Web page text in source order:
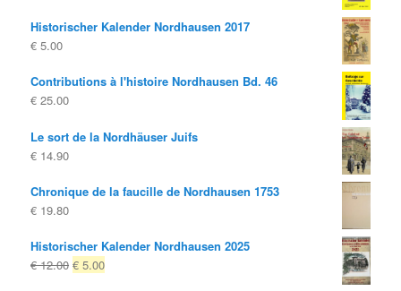
Historischer Kalender Nordhausen 2017
€ 5.00
Contributions à l'histoire Nordhausen Bd. 46
€ 25.00
Le sort de la Nordhäuser Juifs
€ 14.90
Chronique de la faucille de Nordhausen 1753
€ 19.80
Historischer Kalender Nordhausen 2025
€12.00 Le
€ 5.00Le